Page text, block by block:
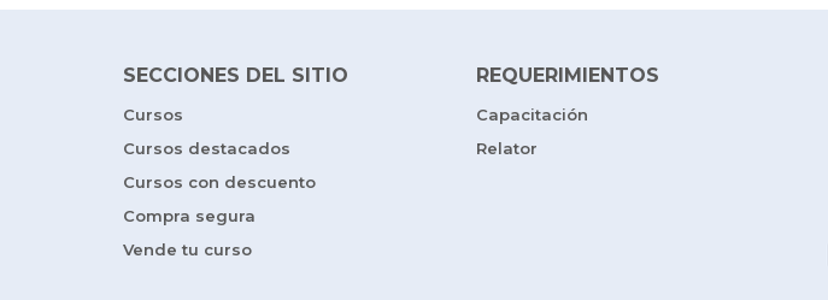
SECCIONES DEL SITIO
Cursos
Cursos destacados
Cursos con descuento
Compra segura
Vende tu curso
REQUERIMIENTOS
Capacitación
Relator